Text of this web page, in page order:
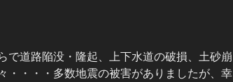
で道路陥没・隆起、上下水道の破損、土砂崩
・・・・多数地震の被害がありましたが、幸